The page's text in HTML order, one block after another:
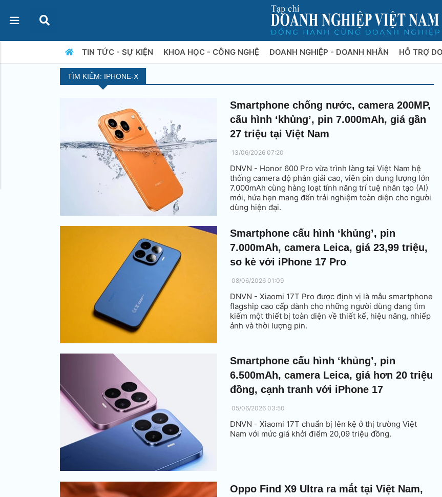
TIN TỨC - SỰ KIỆN KHOA HỌC - CÔNG NGHỆ DOANH NGHIỆP - DOANH NHÂN HỖ TRỢ
TÌM KIẾM: IPHONE-X
Smartphone chống nước, camera 200MP,
cấu hình ‘khủng’, pin 7.000mAh, giá gần
27 triệu tại Việt Nam
13/06/2026 07:20
DNVN - Honor 600 Pro vừa trình làng tại Việt Nam hệ
thống camera độ phân giải cao, viên pin dung lượng lớn
7.000mAh cùng hàng loạt tính năng trí tuệ nhân tạo (AI)
mới, hứa hẹn mang đến trải nghiệm toàn diện cho người
dùng hiện đại.
Smartphone cấu hình ‘khủng’, pin
7.000mAh, camera Leica, giá 23,99 triệu,
so kè với iPhone 17 Pro
08/06/2026 01:09
DNVN - Xiaomi 17T Pro được định vị là mẫu smartphone
flagship cao cấp dành cho những người dùng đang tìm
kiếm một thiết bị toàn diện về thiết kế, hiệu năng, nhiếp
ảnh và thời lượng pin.
Smartphone cấu hình ‘khủng’, pin
6.500mAh, camera Leica, giá hơn 20 triệu
đồng, cạnh tranh với iPhone 17
05/06/2026 03:50
DNVN - Xiaomi 17T chuẩn bị lên kệ ở thị trường Việt
Nam với mức giá khởi điểm 20,09 triệu đồng.
Oppo Find X9 Ultra ra mắt tại Việt Nam,